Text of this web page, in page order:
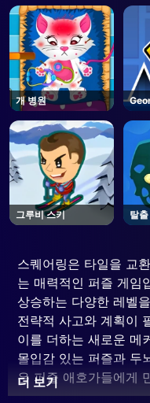
개 병원
그루비 스키 탈
스퀘어링은 타일을 교
는 매력적인 퍼즐 게임
상승하는 다양한 레벨
전략적 사고와 계획이
이를 더하는 새로운 메
몰입감 있는 퍼즐과 두
은 퍼즐 애호가들에게
더 보기